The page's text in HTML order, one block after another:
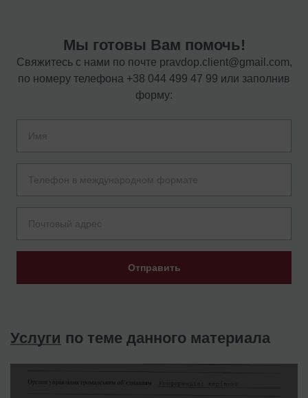
Мы готовы Вам помочь!
Свяжитесь с нами по почте pravdop.client@gmail.com,
по номеру телефона +38 044 499 47 99 или заполнив
форму:
Отправить
Услуги по теме данного материала